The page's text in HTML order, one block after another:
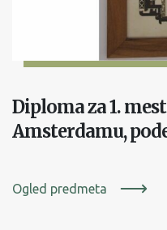
Diploma za 1.
Amsterdamu,
Ogled predmeta